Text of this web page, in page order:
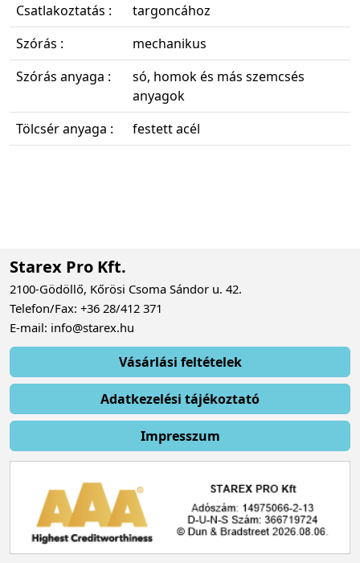
Csatlakoztatás :
targoncához
Szórás :
mechanikus
Szórás anyaga :
só, homok és más szemcsés
anyagok
Tölcsér anyaga :
festett acél
Starex Pro Kft.
2100-Gödöllő, Kőrösi Csoma Sándor u. 42.
Telefon/Fax: +36 28/412 371
E-mail: info@starex.hu
Vásárlási feltételek
Adatkezelési tájékoztató
Impresszum